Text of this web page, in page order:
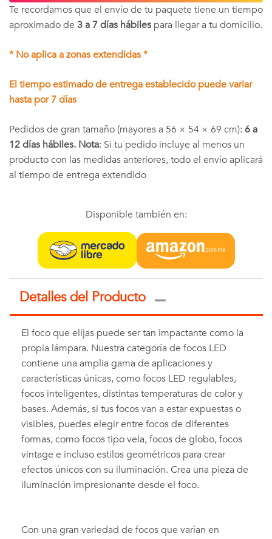
Te recordamos que el envío de tu paquete tiene un tiempo
aproximado de 3 a 7 días hábiles para llegar a tu domicilio.
* No aplica a zonas extendidas *
El tiempo estimado de entrega establecido puede variar
hasta por 7 días
Pedidos de gran tamaño (mayores a 56 × 54 × 69 cm): 6 a
12 días hábiles. Nota: Si tu pedido incluye al menos un
producto con las medidas anteriores, todo el envío aplicará
al tiempo de entrega extendido
Disponible también en:
Detalles del Producto
El foco que elijas puede ser tan impactante como la
propia lámpara. Nuestra categoría de focos LED
contiene una amplia gama de aplicaciones y
características únicas, como focos LED regulables,
focos inteligentes, distintas temperaturas de color y
bases. Además, si tus focos van a estar expuestas o
visibles, puedes elegir entre focos de diferentes
formas, como focos tipo vela, focos de globo, focos
vintage e incluso estilos geométricos para crear
efectos únicos con su iluminación. Crea una pieza de
iluminación impresionante desde el foco.
Con una gran variedad de focos que varían en